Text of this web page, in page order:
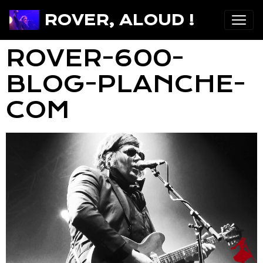
ROVER, ALOUD !
ROVER-600-
BLOG-PLANCHE-
COM